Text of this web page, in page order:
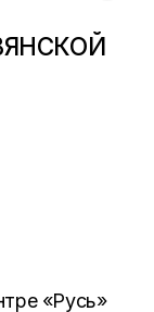
«Русь»